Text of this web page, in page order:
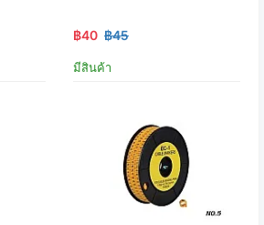
฿40 ฿45
มีสินค้า